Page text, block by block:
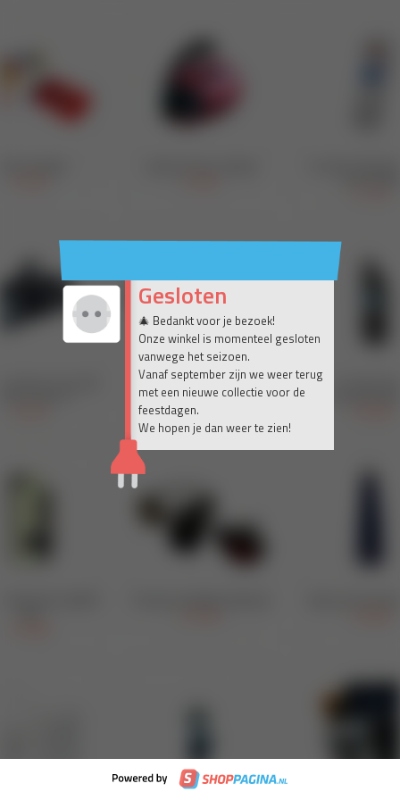
Gesloten
🎄 Bedankt voor je bezoek!
Onze winkel is momenteel gesloten
vanwege het seizoen.
Vanaf september zijn we weer terug
met een nieuwe collectie voor de
feestdagen.
We hopen je dan weer te zien!